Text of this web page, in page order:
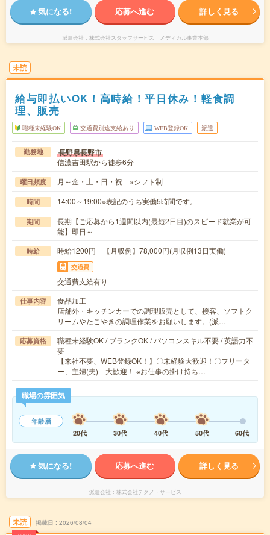
気になる! 応募へ進む 詳しく見る
派遣会社 株式会社スタッフサービス メディカル事業本部
未読
給与即払いOK！高時給！平日休み！軽食調
理、販売
職種未経験OK 交通費別途支給あり WEB登録OK 派遣
勤務地 長野県長野市
信濃吉田駅から徒歩6分
曜日頻度 月～金・土・日・祝 ※シフト制
時間 14:00～19:00※表記のうち実働5時間です。
期間
長期【ご応募から1週間以内(最短2日目)のスピード就業が可
能】即日～
時給 時給1200円 【月収例】78,000円(月収例13日実働)
交通費
交通費支給有り
仕事内容
食品加工
店舗外・キッチンカーでの調理販売として、接客、ソフトク
リームやたこやきの調理作業をお願いします。(派…
応募資格
職種未経験OK / ブランクOK / パソコンスキル不要 / 英語力不
要
【来社不要、WEB登録OK！】〇未経験大歓迎！〇フリータ
ー、主婦(夫) 大歓迎！ ※お仕事の掛け持ち…
職場の雰囲気
年齢層
20代
30代 40代 50代 60代
気になる! 応募へ進む 詳しく見る
派遣会社 株式会社テクノ・サービス
未読 掲載日 2026/08/04